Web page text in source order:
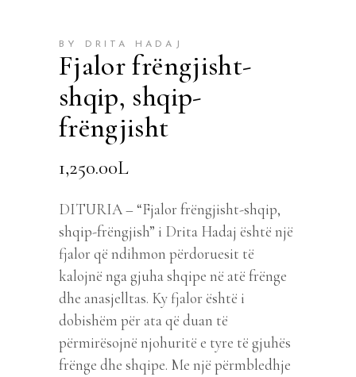
BY DRITA HADAJ
Fjalor frëngjisht-
shqip, shqip-
frëngjisht
1,250.00L
DITURIA – “Fjalor frëngjisht-shqip,
shqip-frëngjish” i Drita Hadaj është një
fjalor që ndihmon përdoruesit të
kalojnë nga gjuha shqipe në atë frënge
dhe anasjelltas. Ky fjalor është i
dobishëm për ata që duan të
përmirësojnë njohuritë e tyre të gjuhës
frënge dhe shqipe. Me një përmbledhje